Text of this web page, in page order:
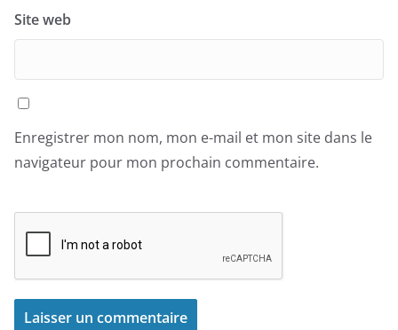
Site web
Enregistrer mon nom, mon e-mail et mon site dans le
navigateur pour mon prochain commentaire.